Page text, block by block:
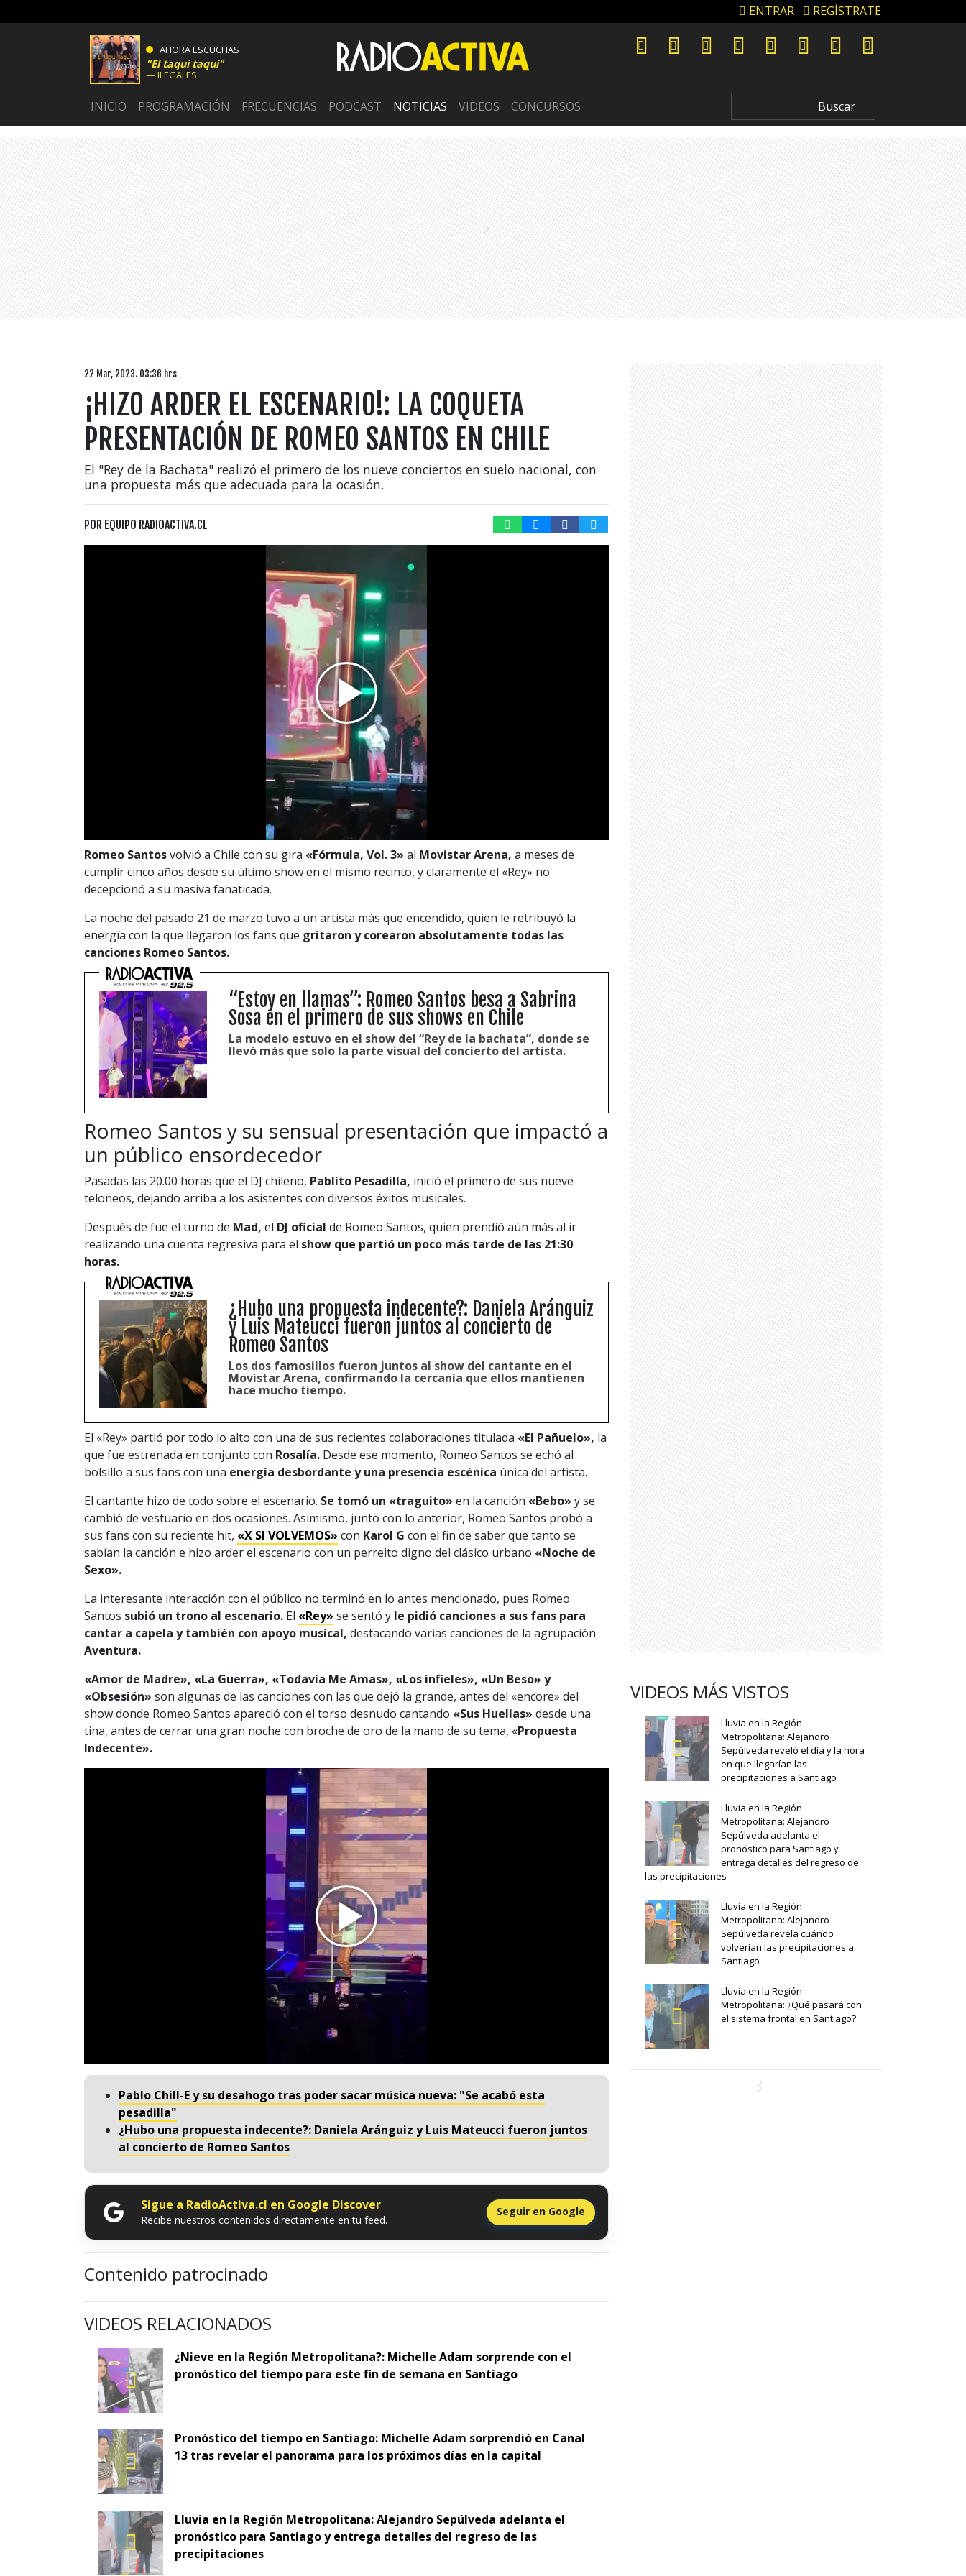
ENTRAR REGÍSTRATE
AHORA ESCUCHAS
El taqui taqui
ILEGALES
INICIO PROGRAMACIÓN FRECUENCIAS PODCAST NOTICIAS VIDEOS CONCURSOS
22 Mar, 2023. 03:36 hrs
¡HIZO ARDER EL ESCENARIO!: LA COQUETA
PRESENTACIÓN DE ROMEO SANTOS EN CHILE
El "Rey de la Bachata" realizó el primero de los nueve conciertos en suelo nacional, con
una propuesta más que adecuada para la ocasión.
POR EQUIPO RADIOACTIVA.CL
Romeo Santosvolvió a Chile con su gira «Fórmula, Vol. 3» al Movistar Arena, a meses de
cumplir cinco años desde su último show en el mismo recinto, y claramente el «Rey» no
decepcionó a su masiva fanaticada.
La noche del pasado 21 de marzo tuvo a un artista más que encendido, quien le retribuyó la
energía con la que llegaron los fans que gritaron y corearon absolutamente todas las
canciones Romeo Santos.
“Estoy en llamas”: Romeo Santos besa a Sabrina
Sosa en el primero de sus shows en Chile
La modelo estuvo en el show del “Rey de la bachata”, donde se
llevó más que solo la parte visual del concierto del artista.
Romeo Santos y su sensual presentación que impactó a
un público ensordecedor
Pasadas las 20.00 horas que el DJ chileno, Pablito Pesadilla, inició el primero de sus nueve
teloneos, dejando arriba a los asistentes con diversos éxitos musicales.
Después de fue el turno de Mad, el DJ oficial de Romeo Santos, quien prendió aún más al ir
realizando una cuenta regresiva para el show que partió un poco más tarde de las 21:30
horas.
¿Hubo una propuesta indecente?: Daniela Aránguiz
y Luis Mateucci fueron juntos al concierto de
Romeo Santos
Los dos famosillos fueron juntos al show del cantante en el
Movistar Arena, confirmando la cercanía que ellos mantienen
hace mucho tiempo.
El «Rey» partió por todo lo alto con una de sus recientes colaboraciones titulada «El Pañuelo», la
que fue estrenada en conjunto con Rosalía. Desde ese momento, Romeo Santos se echó al
bolsillo a sus fans con una energía desbordante y una presencia escénica única del artista.
El cantante hizo de todo sobre el escenario. Se tomó un «traguito» en la canción «Bebo» y se
cambió de vestuario en dos ocasiones. Asimismo, junto con lo anterior, Romeo Santos probó a
sus fans con su reciente hit, «X SI VOLVEMOS» con Karol G con el fin de saber que tanto se
sabían la canción e hizo arder el escenario con un perreito digno del clásico urbano «Noche de
Sexo».
La interesante interacción con el público no terminó en lo antes mencionado, pues Romeo
Santos subió un trono al escenario. El «Rey» se sentó y le pidió canciones a sus fans para
cantar a capela y también con apoyo musical, destacando varias canciones de la agrupación
Aventura.
«Amor de Madre», «La Guerra», «Todavía Me Amas», «Los infieles», «Un Beso» y
«Obsesión» son algunas de las canciones con las que dejó la grande, antes del «encore» del
show donde Romeo Santos apareció con el torso desnudo cantando «Sus Huellas» desde una
tina, antes de cerrar una gran noche con broche de oro de la mano de su tema, «Propuesta
Indecente».
Pablo Chill-E y su desahogo tras poder sacar música nueva: "Se acabó esta
pesadilla"
¿Hubo una propuesta indecente?: Daniela Aránguiz y Luis Mateucci fueron juntos
al concierto de Romeo Santos
Sigue a RadioActiva.cl en Google Discover
Recibe nuestros contenidos directamente en tu feed.
Seguir en Google
Contenido patrocinado
VIDEOS RELACIONADOS
¿Nieve en la Región Metropolitana?: Michelle Adam sorprende con el
pronóstico del tiempo para este fin de semana en Santiago
Pronóstico del tiempo en Santiago: Michelle Adam sorprendió en Canal
13 tras revelar el panorama para los próximos días en la capital
Lluvia en la Región Metropolitana: Alejandro Sepúlveda adelanta el
pronóstico para Santiago y entrega detalles del regreso de las
precipitaciones
VIDEOS MÁS VISTOS
Lluvia en la Región
Metropolitana: Alejandro
Sepúlveda reveló el día y la hora
en que llegarían las
precipitaciones a Santiago
Lluvia en la Región
Metropolitana: Alejandro
Sepúlveda adelanta el
pronóstico para Santiago y
entrega detalles del regreso de
las precipitaciones
Lluvia en la Región
Metropolitana: Alejandro
Sepúlveda revela cuándo
volverían las precipitaciones a
Santiago
Lluvia en la Región
Metropolitana: ¿Qué pasará con
el sistema frontal en Santiago?